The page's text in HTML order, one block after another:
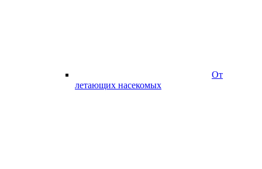
От
летающих насекомых